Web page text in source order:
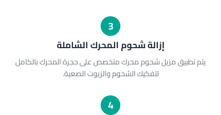
3
إزالة شحوم المحرك الشاملة
يتم تطبيق مزيل شحوم محرك متخصص على حجرة المحرك بالكامل
لتفكيك الشحوم والزيوت الصعبة.
4